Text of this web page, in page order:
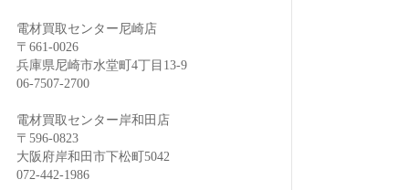
電材買取センター尼崎店
〒661-0026
兵庫県尼崎市水堂町4丁目13-9
06-7507-2700
電材買取センター岸和田店
〒596-0823
大阪府岸和田市下松町5042
072-442-1986